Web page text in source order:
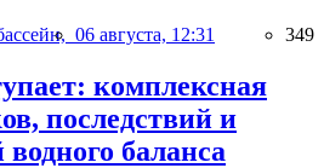
06 августа, 12:31 349
комплексная
последствий и
баланса